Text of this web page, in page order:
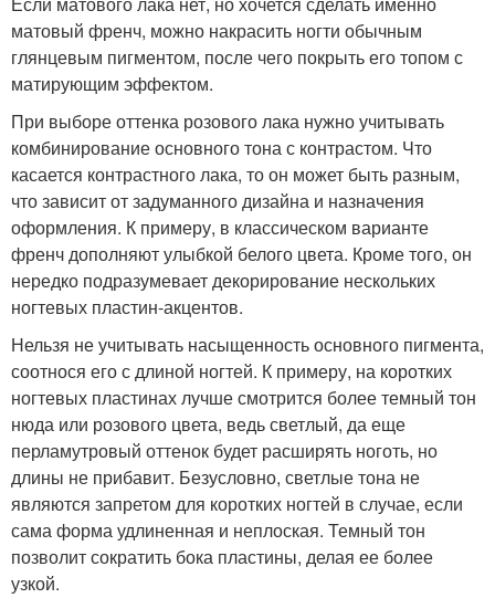
матовый френч, можно накрасить ногти обычным
глянцевым пигментом, после чего покрыть его топом с
матирующим эффектом.
При выборе оттенка розового лака нужно учитывать
комбинирование основного тона с контрастом. Что
касается контрастного лака, то он может быть разным,
что зависит от задуманного дизайна и назначения
оформления. К примеру, в классическом варианте
френч дополняют улыбкой белого цвета. Кроме того, он
нередко подразумевает декорирование нескольких
ногтевых пластин-акцентов.
Нельзя не учитывать насыщенность основного пигмента,
соотнося его с длиной ногтей. К примеру, на коротких
ногтевых пластинах лучше смотрится более темный тон
нюда или розового цвета, ведь светлый, да еще
перламутровый оттенок будет расширять ноготь, но
длины не прибавит. Безусловно, светлые тона не
являются запретом для коротких ногтей в случае, если
сама форма удлиненная и неплоская. Темный тон
позволит сократить бока пластины, делая ее более
узкой.